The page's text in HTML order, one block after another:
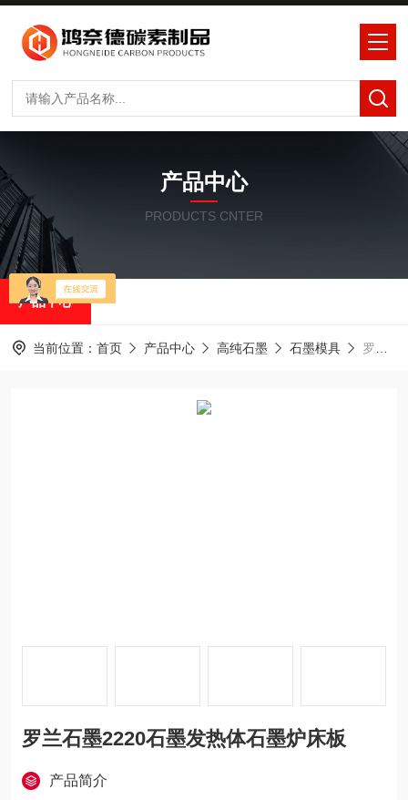
产品中心
PRODUCTS CNTER
产品中心
当前位置： 首页 产品中心 高纯石墨 石墨模具 罗兰石墨2220石墨发热体石墨炉床板
罗兰石墨2220石墨发热体石墨炉床板
产品简介